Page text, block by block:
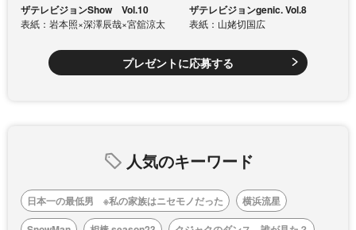
ザテレビジョンShow Vol.10
表紙：岩本照×深澤辰哉×宮舘涼太
ザテレビジョンgenic. Vol.8
表紙：山姥切国広
プレゼントに応募する
人気のキーワード
日本一の最低男 ※私の家族はニセモノだった
横浜流星